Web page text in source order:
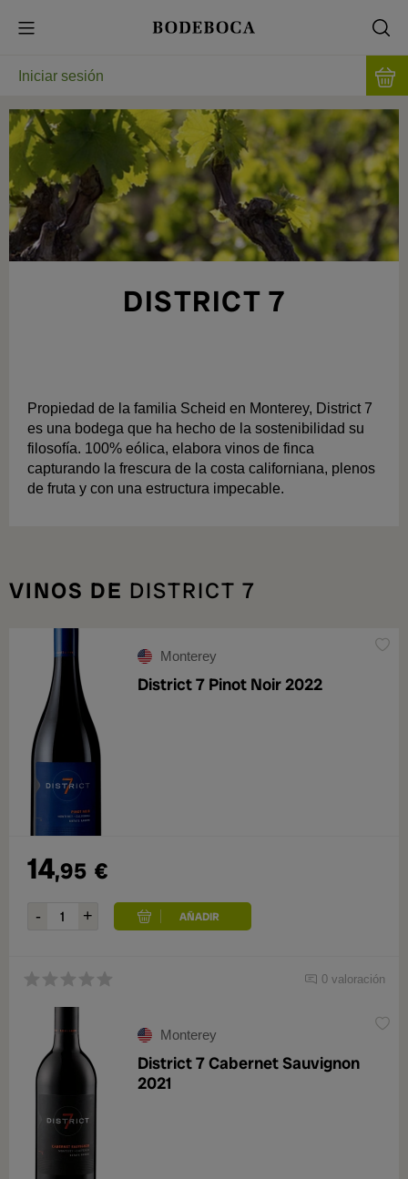
Iniciar sesión
DISTRICT 7
Propiedad de la familia Scheid en Monterey, District 7
es una bodega que ha hecho de la sostenibilidad su
filosofía. 100% eólica, elabora vinos de finca
capturando la frescura de la costa californiana, plenos
de fruta y con una estructura impecable.
VINOS DE DISTRICT 7
Monterey
District 7 Pinot Noir 2022
14,95 €
0 valoración
Monterey
District 7 Cabernet Sauvignon
2021